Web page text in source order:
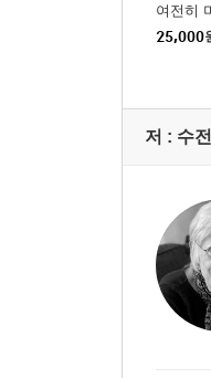
여전히
25,000
저 : 수